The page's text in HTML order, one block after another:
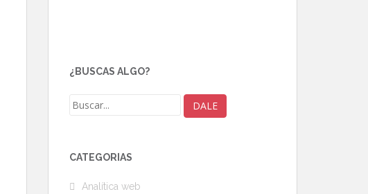
¿BUSCAS ALGO?
CATEGORÍAS
Analítica web